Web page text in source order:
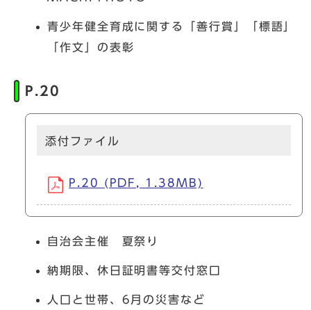
青少年健全育成に関する「善行賞」「標語」
「作文」の表彰
P.20
添付ファイル
P.20 (PDF, 1.38MB)
自治会主催 夏祭り
納期限、休日証明書等交付窓口
人口と世帯、6月の災害など